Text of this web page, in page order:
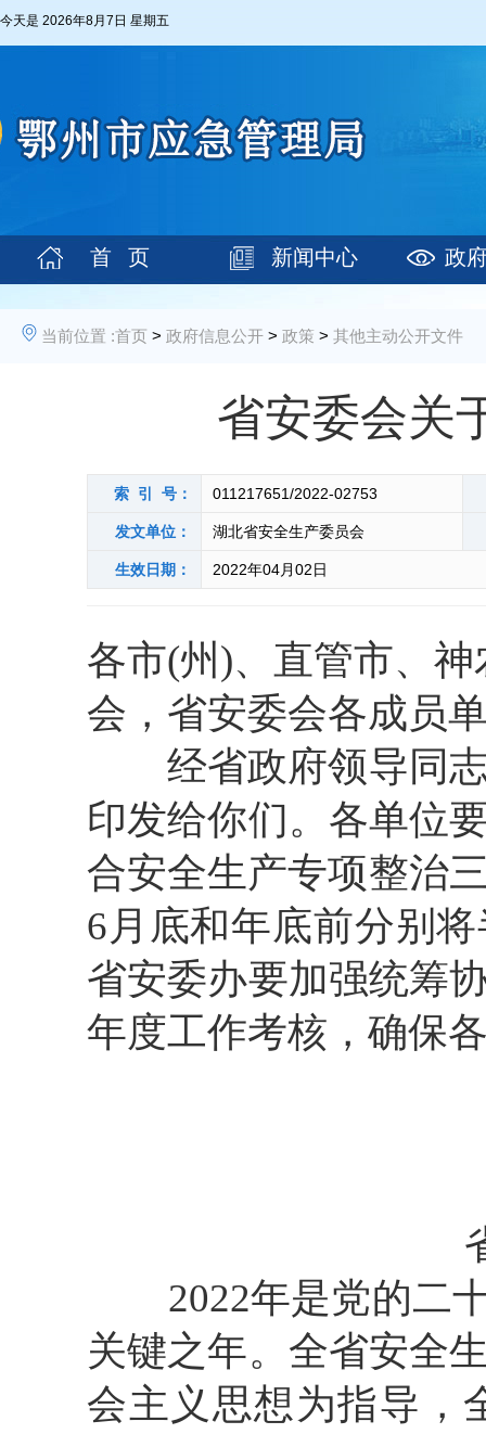
今天是 2026年8月7日 星期五
首 页 新闻中心 政
当前位置 :首页 > 政府信息公开 > 政策 > 其他主动公开文件
省安委会关
索 引 号： 011217651/2022-02753
发文单位： 湖北省安全生产委员会
生效日期： 2022年04月02日
各市(州)、 直管市、
会，省安委会各成员
经省政府领导同
印发给你们。各单位
合安全生产专项整治
6月底和年底前分别
省安委办要加强统筹
年度工作考核，确保
2022年是党的二
关键之年。全省安全
会主义思想为指导，